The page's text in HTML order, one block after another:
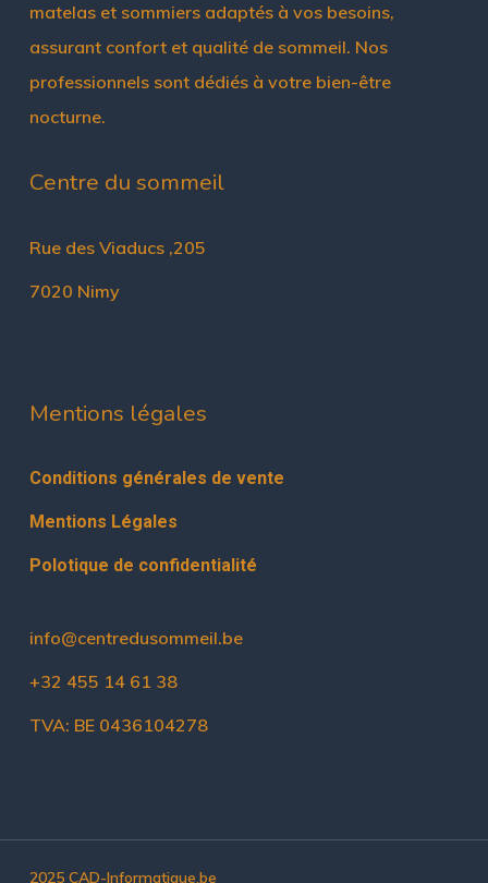
matelas et sommiers adaptés à vos besoins,
assurant confort et qualité de sommeil. Nos
professionnels sont dédiés à votre bien-être
nocturne.
Centre du sommeil
Rue des Viaducs ,205
7020 Nimy
Mentions légales
Conditions générales de vente
Mentions Légales
Polotique de confidentialité
info@centredusommeil.be
+32 455 14 61 38
TVA: BE 0436104278
2025 CAD-Informatique.be